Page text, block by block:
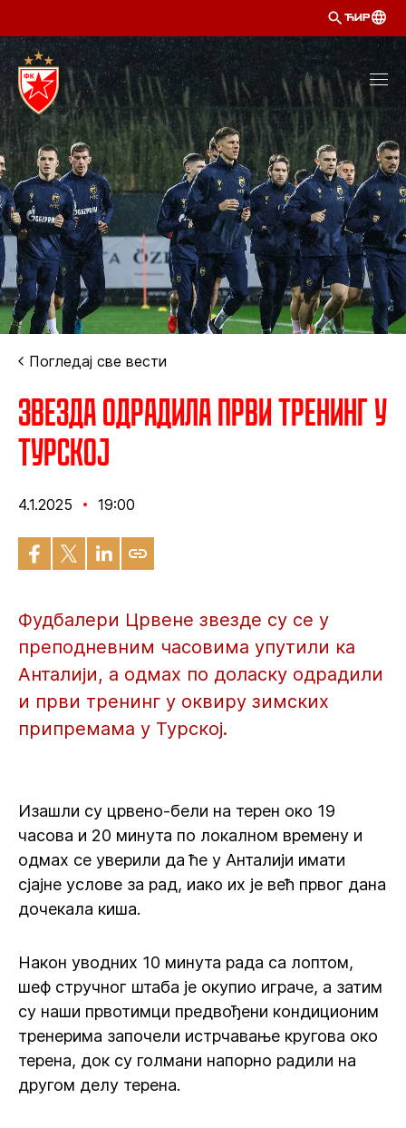
ЋИР
Погледај све вести
Звезда одрадила први тренинг у
Турској
4.1.2025 19:00
Фудбалери Црвене звезде су се у
преподневним часовима упутили ка
Анталији, а одмах по доласку одрадили
и први тренинг у оквиру зимских
припремама у Турској.
Изашли су црвено-бели на терен око 19
часова и 20 минута по локалном времену и
одмах се уверили да ће у Анталији имати
сјајне услове за рад, иако их је већ првог дана
дочекала киша.
Након уводних 10 минута рада са лоптом,
шеф стручног штаба је окупио играче, а затим
су наши првотимци предвођени кондиционим
тренерима започели истрчавање кругова око
терена, док су голмани напорно радили на
другом делу терена.